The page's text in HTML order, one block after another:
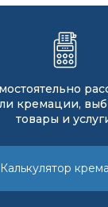
кремации,
товары и
Калькулятор